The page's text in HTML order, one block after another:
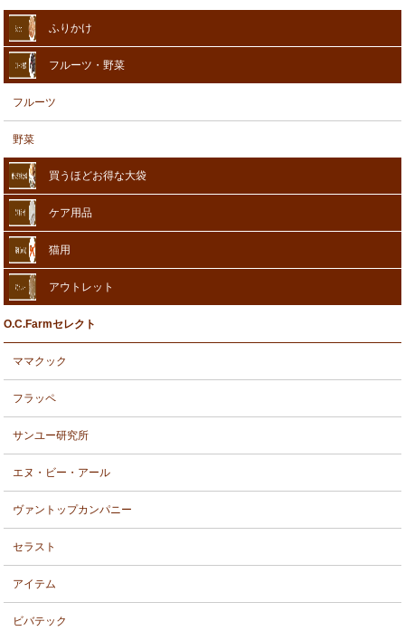
ふりかけ
フルーツ・野菜
フルーツ
野菜
買うほどお得な大袋
ケア用品
猫用
アウトレット
O.C.Farmセレクト
ママクック
フラッペ
サンユー研究所
エヌ・ビー・アール
ヴァントップカンパニー
セラスト
アイテム
ビバテック